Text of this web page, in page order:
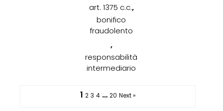
art. 1375 c.c.,
bonifico
fraudolento
,
responsabilità
intermediario
1 2 3 4 … 20 Next »